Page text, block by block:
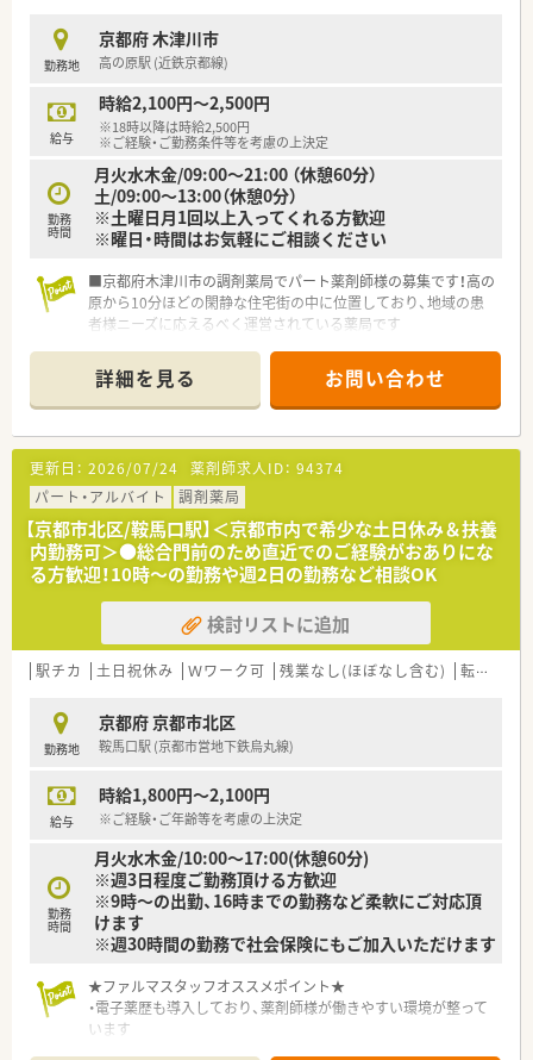
【法人特徴について】
■関西圏を中心に地域に密着した店舗展開を行っており、駅近の
医療モール開発に強みを持つ安定した法人組織です。
■創業以来の無借金経営を継続しているため財務状況が非常に
良く、安心して腰を据えて働ける優良な企業様です。
■企業は人なりという精神を大切にしており、人材教育や福利厚
生の充実に力を注いで職員の満足度を高めています。
【勤務実態について】
■年間休日120日以上（祝日別）を導入済みで、公私ともに充実し
■残業時間は月平均で10時間未満と非常に少なく、1分単位で手
当が支給されるためサービス残業の心配もありません。
■有給休暇の消化率は85％を超えており、希望の休みが取りや
すくワークライフバランスを重視する方に最適です。
勤務地
京都府 木津川市
高の原駅 (近鉄京都線)
給与
時給2,100円～2,500円
※18時以降は時給2,500円
※ご経験・ご勤務条件等を考慮の上決定
勤務
時間
月火水木金/09:00～21:00 （休憩60分）
土/09:00～13:00（休憩0分）
※土曜日月1回以上入ってくれる方歓迎
※曜日・時間はお気軽にご相談ください
■京都府木津川市の調剤薬局でパート薬剤師様の募集です！高の
原から10分ほどの閑静な住宅街の中に位置しており、地域の患
者様ニーズに応えるべく運営されている薬局です
り、非常に清潔感のある店内で、気持ちよくご勤務頂けます
■その他、ご希望に沿って近隣の薬局様もお探しさせていただき
ます！ご希望をお聞かせくださいませ
詳細を見る お問い合わせ
更新日： 2026/07/24 薬剤師求人ID： 94374
パート・アルバイト
調剤薬局
【京都市北区/鞍馬口駅】＜京都市内で希少な土日休み＆扶養
内勤務可＞●総合門前のため直近でのご経験がおありにな
る方歓迎！10時～の勤務や週2日の勤務など相談OK
検討リストに追加
駅チカ 土日祝休み Ｗワーク可 残業なし(ほぼなし含む) 転勤なし
勤務地
京都府 京都市北区
鞍馬口駅 (京都市営地下鉄烏丸線)
給与
時給1,800円～2,100円
※ご経験・ご年齢等を考慮の上決定
勤務
時間
月火水木金/10:00～17:00(休憩60分)
※週3日程度ご勤務頂ける方歓迎
※9時～の出勤、16時までの勤務など柔軟にご対応頂
けます
※週30時間の勤務で社会保険にもご加入いただけます
★ファルマスタッフオススメポイント★
・電子薬歴も導入しており、薬剤師様が働きやすい環境が整って
います